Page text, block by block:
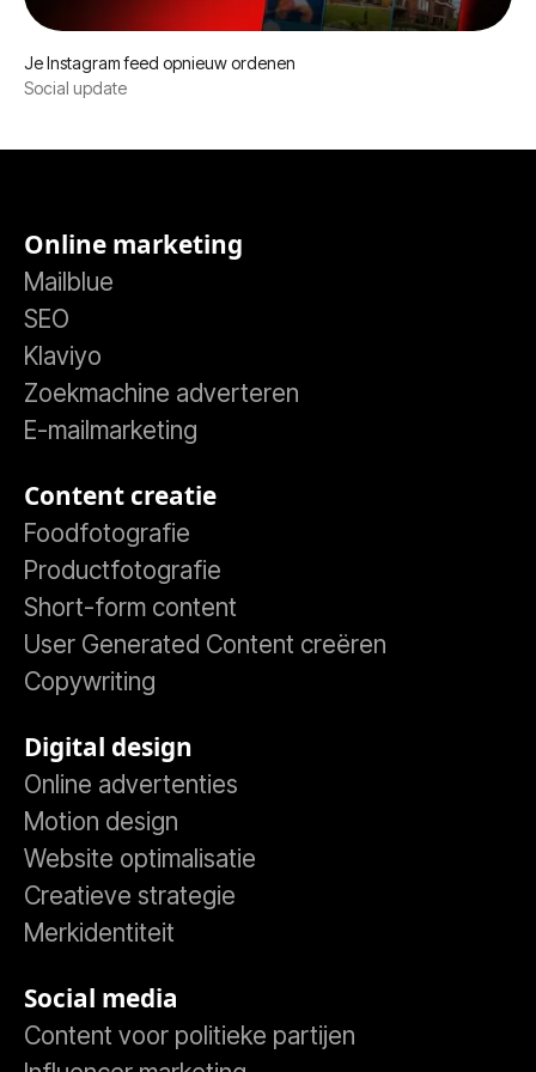
Je Instagram feed opnieuw ordenen
Je Instagram feed opnieuw ordenen
Social update
Online marketing
Mailblue
SEO
Klaviyo
Zoekmachine adverteren
E-mailmarketing
Content creatie
Foodfotografie
Productfotografie
Short-form content
User Generated Content creëren
Copywriting
Digital design
Online advertenties
Motion design
Website optimalisatie
Creatieve strategie
Merkidentiteit
Social media
Content voor politieke partijen